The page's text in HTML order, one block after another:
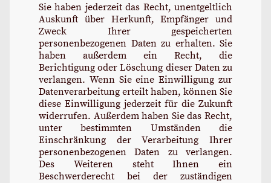
Sie haben jederzeit das Recht, unentgeltlich
Auskunft über Herkunft, Empfänger und
Zweck Ihrer gespeicherten
personenbezogenen Daten zu erhalten. Sie
haben außerdem ein Recht, die
Berichtigung oder Löschung dieser Daten zu
verlangen. Wenn Sie eine Einwilligung zur
Datenverarbeitung erteilt haben, können Sie
diese Einwilligung jederzeit für die Zukunft
widerrufen. Außerdem haben Sie das Recht,
unter bestimmten Umständen die
Einschränkung der Verarbeitung Ihrer
personenbezogenen Daten zu verlangen.
Des Weiteren steht Ihnen ein
Beschwerderecht bei der zuständigen